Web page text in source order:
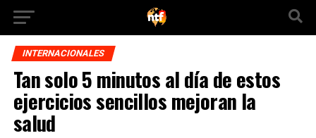
INTERNACIONALES
Tan solo 5 minutos al día de estos
ejercicios sencillos mejoran la
salud